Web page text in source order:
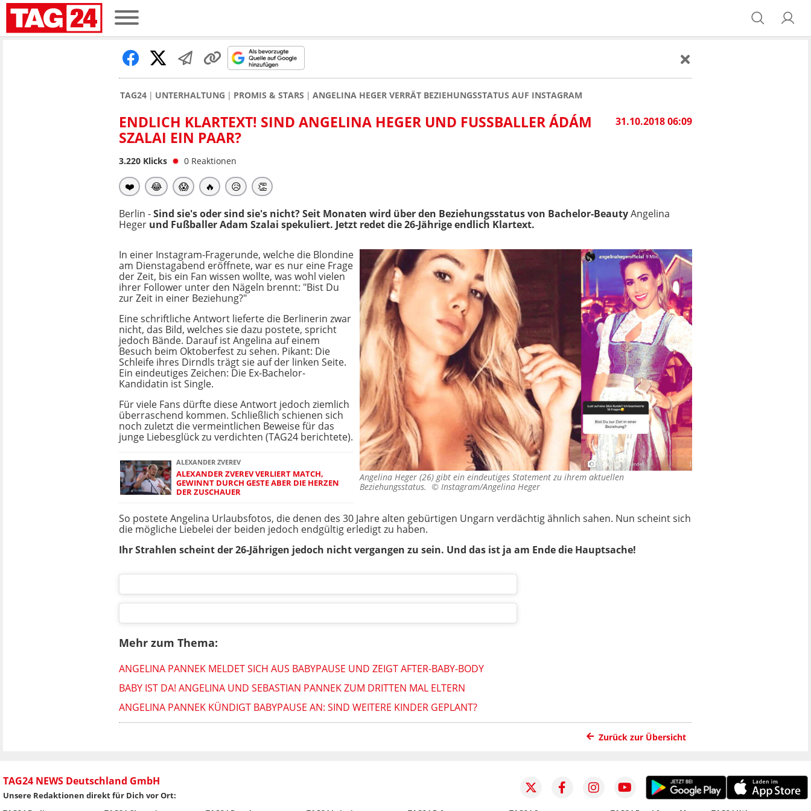
TAG24 UNTERHALTUNG PROMIS & STARS ANGELINA HEGER VERRÄT BEZIEHUNGSSTATUS AUF INSTAGRAM
31.10.2018 06:09
ENDLICH KLARTEXT! SIND ANGELINA HEGER UND FUSSBALLER ÁDÁM S
ZALAI EIN PAAR?
3.220 Klicks 0 Reaktionen
❤️ 😂 😱 🔥 😥 👏
Berlin -Sind sie's oder sind sie's nicht? Seit Monaten wird über den Beziehungsstatus von Bachelor-BeautyAngelina
Heger und Fußballer Adam Szalai spekuliert. Jetzt redet die 26-Jährige endlich Klartext.
Angelina Heger (26) gibt ein eindeutiges Statement zu ihrem aktuellen
Beziehungsstatus. © Instagram/Angelina Heger
In einer Instagram-Fragerunde, welche die Blondine
am Dienstagabend eröffnete, war es nur eine Frage
der Zeit, bis ein Fan wissen wollte, was wohl vielen
ihrer Follower unter den Nägeln brennt: "Bist Du
zur Zeit in einer Beziehung?"
Eine schriftliche Antwort lieferte die Berlinerin zwar
nicht, das Bild, welches sie dazu postete, spricht
jedoch Bände. Darauf ist Angelina auf einem
Besuch beim Oktoberfest zu sehen. Pikant: Die
Schleife ihres Dirndls trägt sie auf der linken Seite.
Ein eindeutiges Zeichen: Die Ex-Bachelor-
Kandidatin ist Single.
Für viele Fans dürfte diese Antwort jedoch ziemlich
überraschend kommen. Schließlich schienen sich
noch zuletzt die vermeintlichen Beweise für das
junge Liebesglück zu verdichten (TAG24 berichtete).
ALEXANDER ZVEREV
ALEXANDER ZVEREV VERLIERT MATCH,
GEWINNT DURCH GESTE ABER DIE HERZEN
DER ZUSCHAUER
So postete Angelina Urlaubsfotos, die denen des 30 Jahre alten gebürtigen Ungarn verdächtig ähnlich sahen. Nun scheint sich
die mögliche Liebelei der beiden jedoch endgültig erledigt zu haben.
Ihr Strahlen scheint der 26-Jährigen jedoch nicht vergangen zu sein. Und das ist ja am Ende die Hauptsache!
Mehr zum Thema:
ANGELINA PANNEK MELDET SICH AUS BABYPAUSE UND ZEIGT AFTER-BABY-BODY
BABY IST DA! ANGELINA UND SEBASTIAN PANNEK ZUM DRITTEN MAL ELTERN
ANGELINA PANNEK KÜNDIGT BABYPAUSE AN: SIND WEITERE KINDER GEPLANT?
Zurück zur Übersicht
TAG24 NEWS Deutschland GmbH
Unsere Redaktionen direkt für Dich vor Ort: